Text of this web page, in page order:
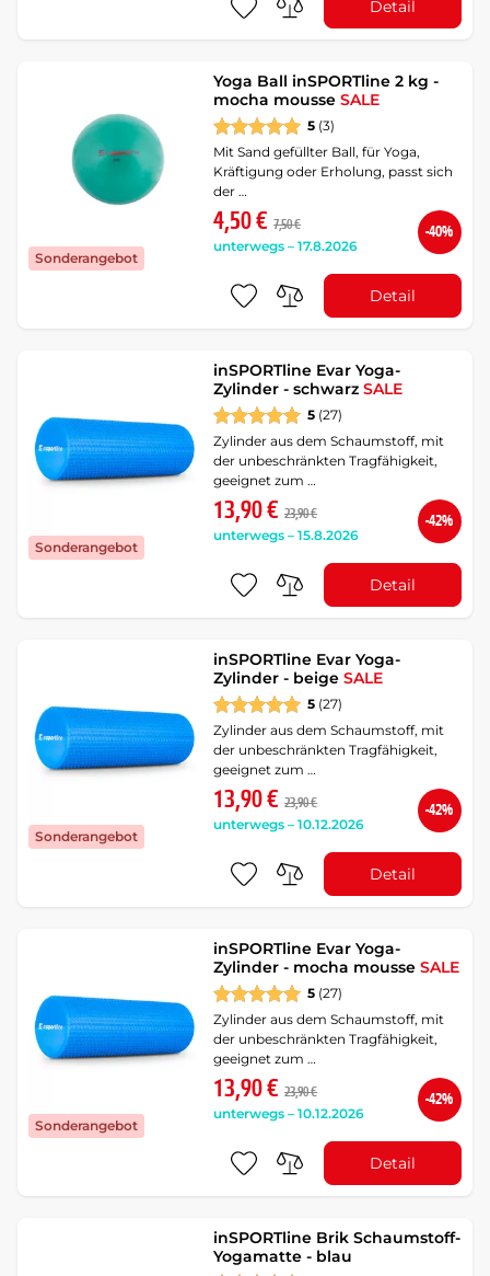
Detail
Sonderangebot
Yoga Ball inSPORTline 2 kg -
mocha mousseSALE
5 (3)
Mit Sand gefüllter Ball, für Yoga,
Kräftigung oder Erholung, passt sich
der …
4,50 € 7,50 €
unterwegs – 17.8.2026
-40%
Detail
Sonderangebot
inSPORTline Evar Yoga-
Zylinder - schwarzSALE
5 (27)
Zylinder aus dem Schaumstoff, mit
der unbeschränkten Tragfähigkeit,
geeignet zum …
13,90 € 23,90 €
unterwegs – 15.8.2026
-42%
Detail
Sonderangebot
inSPORTline Evar Yoga-
Zylinder - beigeSALE
5 (27)
Zylinder aus dem Schaumstoff, mit
der unbeschränkten Tragfähigkeit,
geeignet zum …
13,90 € 23,90 €
unterwegs – 10.12.2026
-42%
Detail
Sonderangebot
inSPORTline Evar Yoga-
Zylinder - mocha mousseSALE
5 (27)
Zylinder aus dem Schaumstoff, mit
der unbeschränkten Tragfähigkeit,
geeignet zum …
13,90 € 23,90 €
unterwegs – 10.12.2026
-42%
Detail
inSPORTline Brik Schaumstoff-
Yogamatte - blau